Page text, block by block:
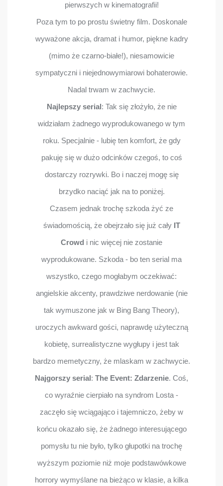
pierwszych w kinematografii!
Poza tym to po prostu świetny film. Doskonale
wyważone akcja, dramat i humor, piękne kadry
(mimo że czarno-białe!), niesamowicie
sympatyczni i niejednowymiarowi bohaterowie.
Nadal trwam w zachwycie.
Najlepszy serial : Tak się złożyło, że nie
widziałam żadnego wyprodukowanego w tym
roku. Specjalnie - lubię ten komfort, że gdy
pakuję się w dużo odcinków czegoś, to coś
dostarczy rozrywki. Bo i naczej mogę się
brzydko naciąć jak na to poniżej.
Czasem jednak trochę szkoda żyć ze
świadomością, że obejrzało się już cały IT
Crowd i nic więcej nie zostanie
wyprodukowane. Szkoda - bo ten serial ma
wszystko, czego mogłabym oczekiwać:
angielskie akcenty, prawdziwe nerdowanie (nie
tak wymuszone jak w Bing Bang Theory),
uroczych awkward gości, naprawdę użyteczną
kobietę, surrealistyczne wygłupy i jest tak
bardzo memetyczny, że mlaskam w zachwycie.
Najgorszy serial : The Event: Zdarzenie. Coś,
co wyraźnie cierpiało na syndrom Losta -
zaczęło się wciągająco i tajemniczo, żeby w
końcu okazało się, że żadnego interesującego
pomysłu tu nie było, tylko głupotki na trochę
wyższym poziomie niż moje podstawówkowe
horrory wymyślane na bieżąco w klasie, a kilka